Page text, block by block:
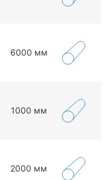
6000 мм
1000 мм
2000 мм